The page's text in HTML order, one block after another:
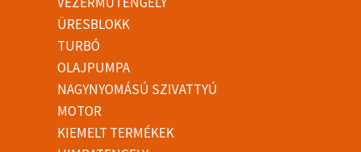
ÜRESBLOKK
TURBÓ
OLAJPUMPA
NAGYNYOMÁSÚ SZIVATTYÚ
MOTOR
KIEMELT TERMÉKEK